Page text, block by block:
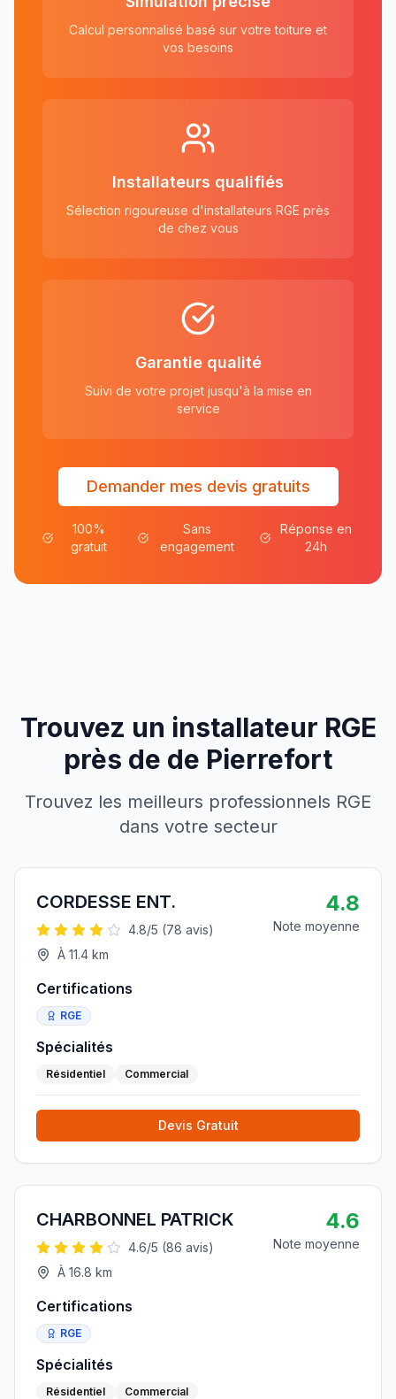
Calcul personnalisé basé sur votre toiture et
vos besoins
Installateurs qualifiés
Sélection rigoureuse d'installateurs RGE près
de chez vous
Garantie qualité
Suivi de votre projet jusqu'à la mise en
service
Demander mes devis gratuits
100%
gratuit
Sans
engagement
Réponse en
24h
Trouvez un installateur RGE
près de de Pierrefort
Trouvez les meilleurs professionnels RGE
dans votre secteur
CORDESSE ENT.
4.8/5 (78 avis)
À 11.4 km
4.8
Note moyenne
Certifications
RGE
Spécialités
Résidentiel Commercial
Devis Gratuit
CHARBONNEL PATRICK
4.6/5 (86 avis)
À 16.8 km
4.6
Note moyenne
Certifications
RGE
Spécialités
Résidentiel Commercial